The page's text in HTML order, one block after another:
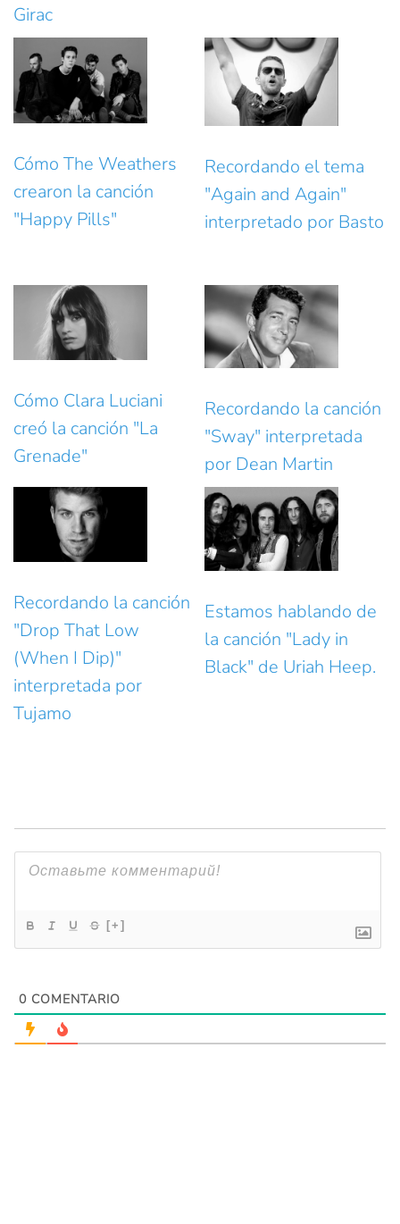
Girac
Cómo The Weathers
crearon la canción
"Happy Pills"
Recordando el tema
"Again and Again"
interpretado por Basto
Cómo Clara Luciani
creó la canción "La
Grenade"
Recordando la canción
"Sway" interpretada
por Dean Martin
Recordando la canción
"Drop That Low
(When I Dip)"
interpretada por
Tujamo
Estamos hablando de
la canción "Lady in
Black" de Uriah Heep.
[+]
0 COMENTARIO